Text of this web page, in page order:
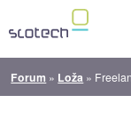
Forum » Loža »